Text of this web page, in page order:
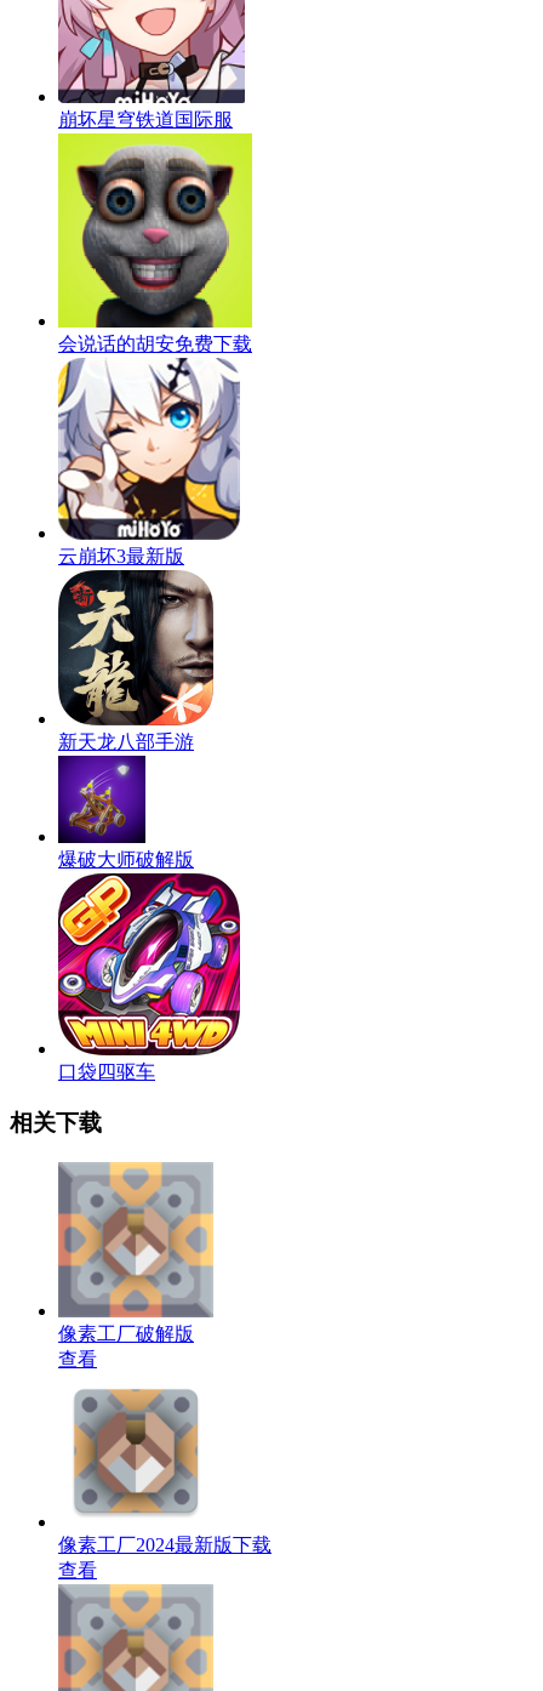
崩坏星穹铁道国际服
会说话的胡安免费下载
云崩坏3最新版
新天龙八部手游
爆破大师破解版
口袋四驱车
相关下载
像素工厂破解版
查看
像素工厂2024最新版下载
查看